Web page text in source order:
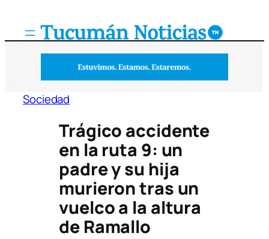
Sociedad
Trágico accidente
en la ruta 9: un
padre y su hija
murieron tras un
vuelco a la altura
de Ramallo